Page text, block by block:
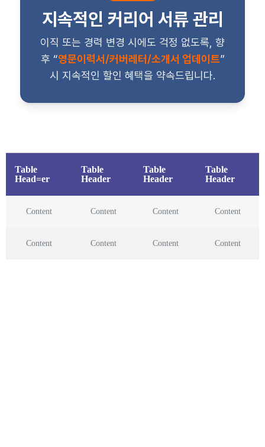
지속적인 커리어 서류 관리
이직 또는 경력 변경 시에도 걱정 없도록, 향
후 “영문이력서/커버레터/소개서 업데이트”
시 지속적인 할인 혜택을 약속드립니다.
Table
Head=er
Table
Header
Table
Header
Table
Header
Content Content Content Content
Content Content Content Content